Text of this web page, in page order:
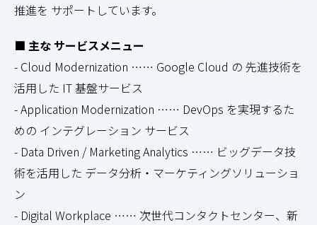
推進を サポートしています。
■ 主な サービスメニュー
- Cloud Modernization …… Google Cloud の 先進技術を
活用した IT 基盤サービス
- Application Modernization …… DevOps を実現するた
めの インテグレーション サービス
- Data Driven / Marketing Analytics …… ビッグデータ技
術を活用した データ分析・マーケティングソリューショ
ン
- Digital Workplace …… 次世代コンタクトセンター、新